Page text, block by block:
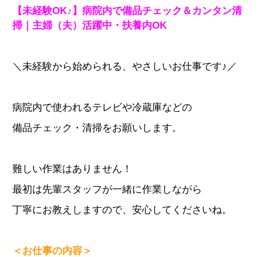
【未経験OK♪】病院内で備品チェック＆カンタン清
掃｜主婦（夫）活躍中・扶養内OK
＼未経験から始められる、やさしいお仕事です♪／
病院内で使われるテレビや冷蔵庫などの
備品チェック・清掃をお願いします。
難しい作業はありません！
最初は先輩スタッフが一緒に作業しながら
丁寧にお教えしますので、安心してくださいね。
＜お仕事の内容＞